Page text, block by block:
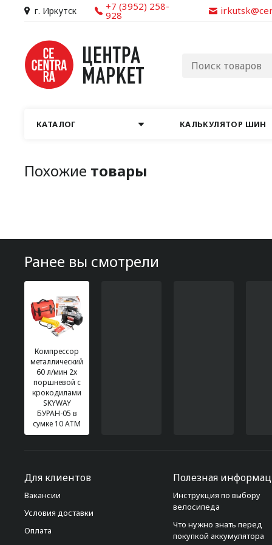
г. Иркутск +7 (3952) 258-
928
КАТАЛОГ КАЛЬКУЛЯТОР ШИН
Похожие товары
Ранее вы смотрели
Компрессор
металлический
60 л/мин 2х
поршневой с
крокодилами
SKYWAY
БУРАН-05 в
сумке 10 АТM
Для клиентов
Вакансии
Условия доставки
Оплата
Полезная
Инструкция по выбору
велосипеда
Что нужно знать перед
покупкой аккумулятора